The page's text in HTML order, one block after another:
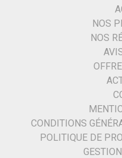
NOS
NOS
CONDITIONS
POLITIQUE DE